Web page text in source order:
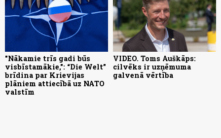
"Nākamie trīs gadi būs
visbīstamākie,": “Die Welt”
brīdina par Krievijas
plāniem attiecībā uz NATO
valstīm
VIDEO. Toms Auškāps:
cilvēks ir uzņēmuma
galvenā vērtība